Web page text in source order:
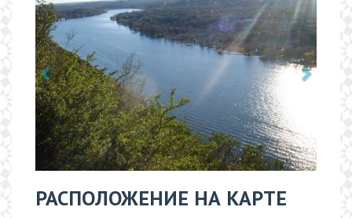
РАСПОЛОЖЕНИЕ НА КАРТЕ